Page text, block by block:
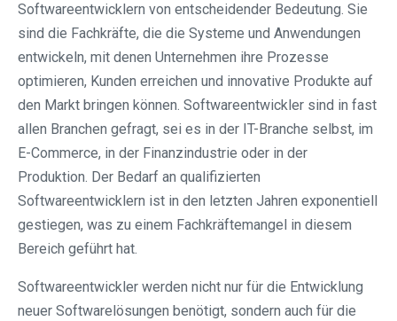
Softwareentwicklern von entscheidender Bedeutung. Sie
sind die Fachkräfte, die die Systeme und Anwendungen
entwickeln, mit denen Unternehmen ihre Prozesse
optimieren, Kunden erreichen und innovative Produkte auf
den Markt bringen können. Softwareentwickler sind in fast
allen Branchen gefragt, sei es in der IT-Branche selbst, im
E-Commerce, in der Finanzindustrie oder in der
Produktion. Der Bedarf an qualifizierten
Softwareentwicklern ist in den letzten Jahren exponentiell
gestiegen, was zu einem Fachkräftemangel in diesem
Bereich geführt hat.
Softwareentwickler werden nicht nur für die Entwicklung
neuer Softwarelösungen benötigt, sondern auch für die